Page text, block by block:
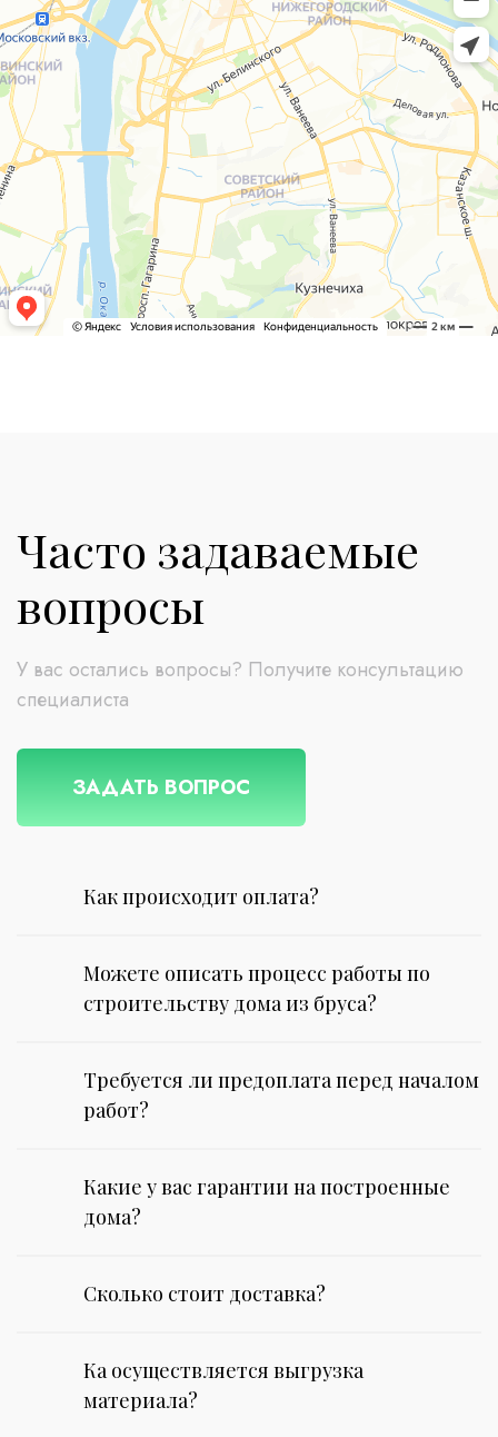
Часто задаваемые
вопросы
У вас остались вопросы? Получите консультацию
специалиста
ЗАДАТЬ ВОПРОС
Как происходит оплата?
Можете описать процесс работы по
строительству дома из бруса?
Требуется ли предоплата перед началом
работ?
Какие у вас гарантии на построенные
дома?
Сколько стоит доставка?
Ка осуществляется выгрузка
материала?